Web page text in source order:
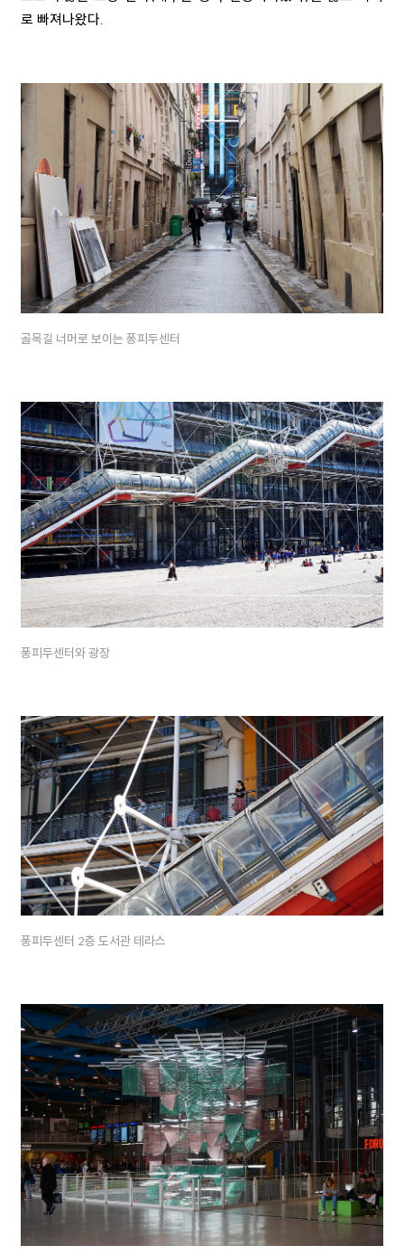
로 빠져나왔다.
골목길 너머로 보이는 퐁피두센터
퐁피두센터와 광장
퐁피두센터 2층 도서관 테라스